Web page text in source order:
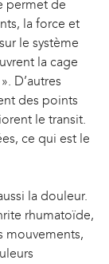
permet de
la force et
le système
la cage
D’autres
des points
le transit.
ce qui est le
la douleur.
rhumatoïde,
mouvements,